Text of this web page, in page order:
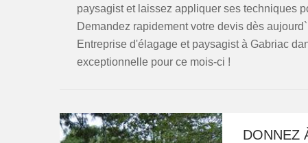
paysagist et laissez appliquer ses techniques
Demandez rapidement votre devis dès
Entreprise d'élagage et paysagist à Gabriac
exceptionnelle pour ce mois-ci !
DONNEZ